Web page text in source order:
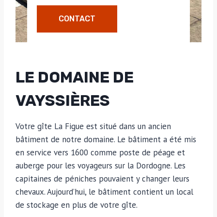
CONTACT
LE DOMAINE DE
VAYSSIÈRES
Votre gîte La Figue est situé dans un ancien
bâtiment de notre domaine. Le bâtiment a été mis
en service vers 1600 comme poste de péage et
auberge pour les voyageurs sur la Dordogne. Les
capitaines de péniches pouvaient y changer leurs
chevaux. Aujourd’hui, le bâtiment contient un local
de stockage en plus de votre gîte.